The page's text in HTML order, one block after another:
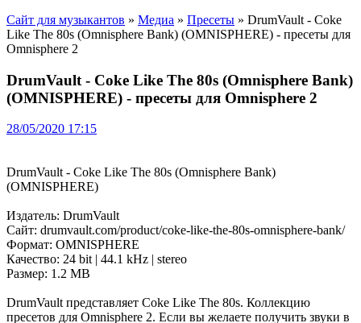
Сайт для музыкантов » Медиа » Пресеты » DrumVault - Coke
Like The 80s (Omnisphere Bank) (OMNISPHERE) - пресеты для
Omnisphere 2
DrumVault - Coke Like The 80s (Omnisphere Bank)
(OMNISPHERE) - пресеты для Omnisphere 2
28/05/2020 17:15
DrumVault - Coke Like The 80s (Omnisphere Bank)
(OMNISPHERE)
Издатель: DrumVault
Сайт: drumvault.com/product/coke-like-the-80s-omnisphere-bank/
Формат: OMNISPHERE
Качество: 24 bit | 44.1 kHz | stereo
Размер: 1.2 MB
DrumVault представляет Coke Like The 80s. Коллекцию
пресетов для Omnisphere 2. Если вы желаете получить звуки в